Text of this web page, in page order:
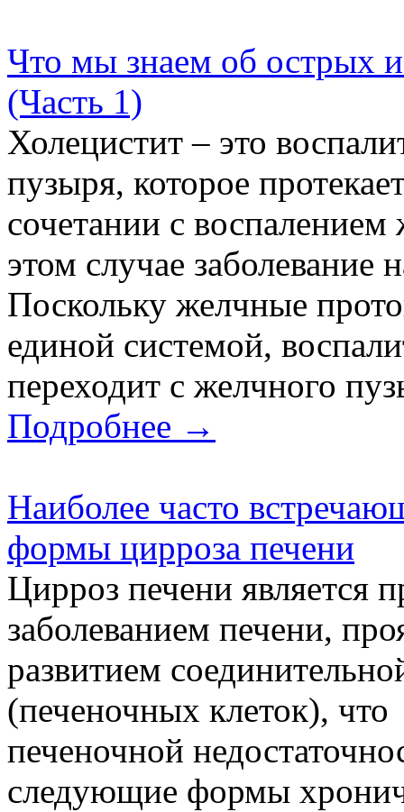
Что мы знаем об острых
(Часть 1)
Холецистит – это
пузыря, которое
сочетании с
этом случае заболевание
Поскольку желчные
единой системой,
переходит с желчного
Подробнее →
Наиболее часто
формы цирроза печени
Цирроз печени является
заболеванием печени,
развитием
(печеночных клеток),
печеночной
следующие формы